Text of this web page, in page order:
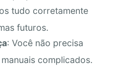
tudo corretamente
futuros.
: Você não precisa
complicados.